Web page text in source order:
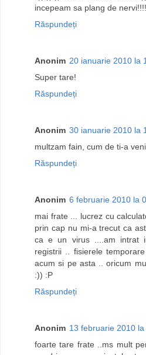
incepeam sa plang de
Răspundeți
Anonim 20 ianuarie 2010 la
Super tare!
Răspundeți
Anonim 30 ianuarie 2010 la
multzam fain, cum de ti-a
Răspundeți
Anonim 6 februarie 2010 la
mai frate ... lucrez cu
prin cap nu mi-a trecut ca
ca e un virus ....am intrat
registrii .. fisierele
acum si pe asta .. oricum
:)) :P
Răspundeți
Anonim 13 februarie 2010
foarte tare frate ..ms mult